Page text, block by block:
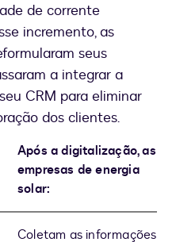
de corrente
incremento, as
seus
a integrar a
CRM para eliminar
dos clientes.
Após a digitalização, as
empresas de energia
solar:
Coletam as informações